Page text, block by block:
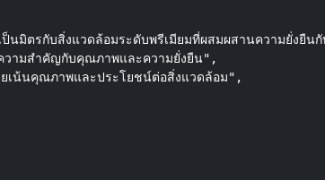
นมิตรกับสิ่งแวดล้อมระดับพรีเมียมที่ผสมผสานความยั่งยืนกั
วามสำคัญกับคุณภาพและความยั่งยืน",
ยเน้นคุณภาพและประโยชน์ต่อสิ่งแวดล้อม",